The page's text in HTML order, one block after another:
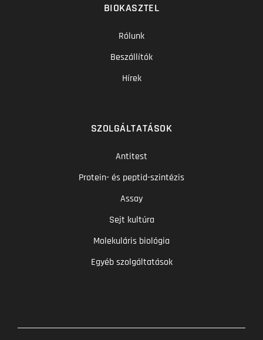
BIOKASZTEL
Rólunk
Beszállítók
Hírek
SZOLGÁLTATÁSOK
Antitest
Protein- és peptid-szintézis
Assay
Sejt kultúra
Molekuláris biológia
Egyéb szolgáltatások